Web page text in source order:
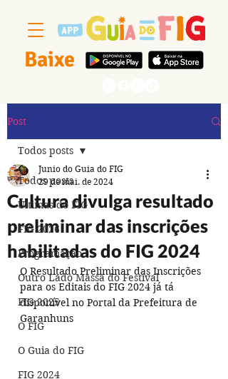
Baixe
Post
Todos posts
Últimas do FIG
FIG 2026
Programação
Outro Lado Massa do Festival
FIG 2025
O FIG
O Guia do FIG
FIG 2024
Todos posts
Cultura divulga resultado
preliminar das inscrições
habilitadas do FIG 2024
Junio do Guia do FIG
29 de mai. de 2024
O Resultado Preliminar das Inscrições
para os Editais do FIG 2024 já tá
disponível no Portal da Prefeitura de
Garanhuns